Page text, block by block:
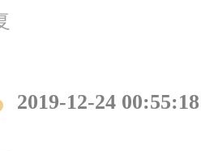
2019-12-24 00:55:18